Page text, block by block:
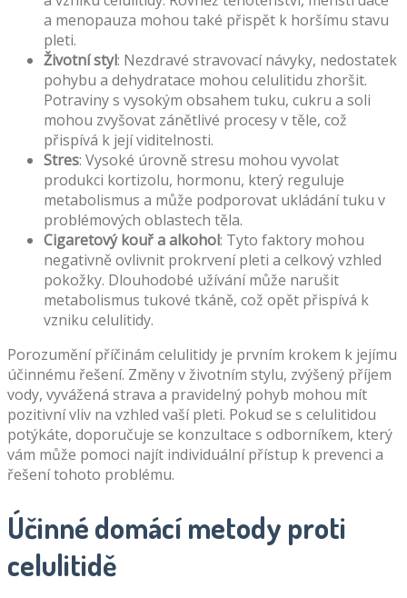
a menopauza mohou také přispět k horšímu stavu
pleti.
Životní styl: Nezdravé stravovací návyky, nedostatek
pohybu a dehydratace mohou celulitidu zhoršit.
Potraviny s vysokým obsahem tuku, cukru a soli
mohou zvyšovat zánětlivé procesy v těle, což
přispívá k její viditelnosti.
Stres: Vysoké úrovně stresu mohou vyvolat
produkci kortizolu, hormonu, který reguluje
metabolismus a může podporovat ukládání tuku v
problémových oblastech těla.
Cigaretový kouř a alkohol: Tyto faktory mohou
negativně ovlivnit prokrvení pleti a celkový vzhled
pokožky. Dlouhodobé užívání může narušit
metabolismus tukové tkáně, což opět přispívá k
vzniku celulitidy.
Porozumění příčinám celulitidy je prvním krokem k jejímu
účinnému řešení. Změny v životním stylu, zvýšený příjem
vody, vyvážená strava a pravidelný pohyb mohou mít
pozitivní vliv na vzhled vaší pleti. Pokud se s celulitidou
potýkáte, doporučuje se konzultace s odborníkem, který
vám může pomoci najít individuální přístup k prevenci a
řešení tohoto problému.
Účinné domácí metody proti
celulitidě